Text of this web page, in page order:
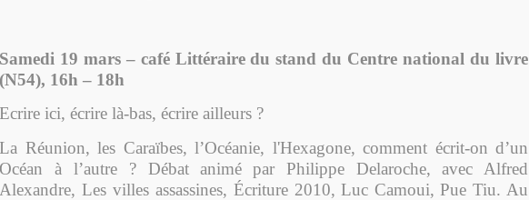
Samedi 19 mars – café Littéraire du stand du Centre national du livre
(N54), 16h – 18h
Ecrire ici, écrire là-bas, écrire ailleurs ?
La Réunion, les Caraïbes, l’Océanie, l'Hexagone, comment écrit-on d’un
Océan à l’autre ? Débat animé par Philippe Delaroche,
avec Alfred
Alexandre, Les villes assassines, Écriture 2010, Luc Camoui, Pue Tiu. Au